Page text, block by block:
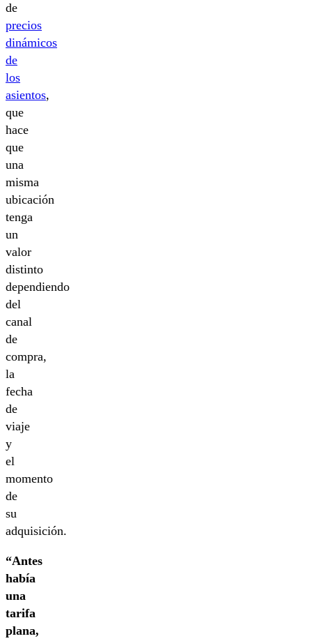
de
precios
dinámicos
de
los
asientos,
que
hace
que
una
misma
ubicación
tenga
un
valor
distinto
dependiendo
del
canal
de
compra,
la
fecha
de
viaje
y
el
momento
de
su
adquisición.
“Antes
había
una
tarifa
plana,